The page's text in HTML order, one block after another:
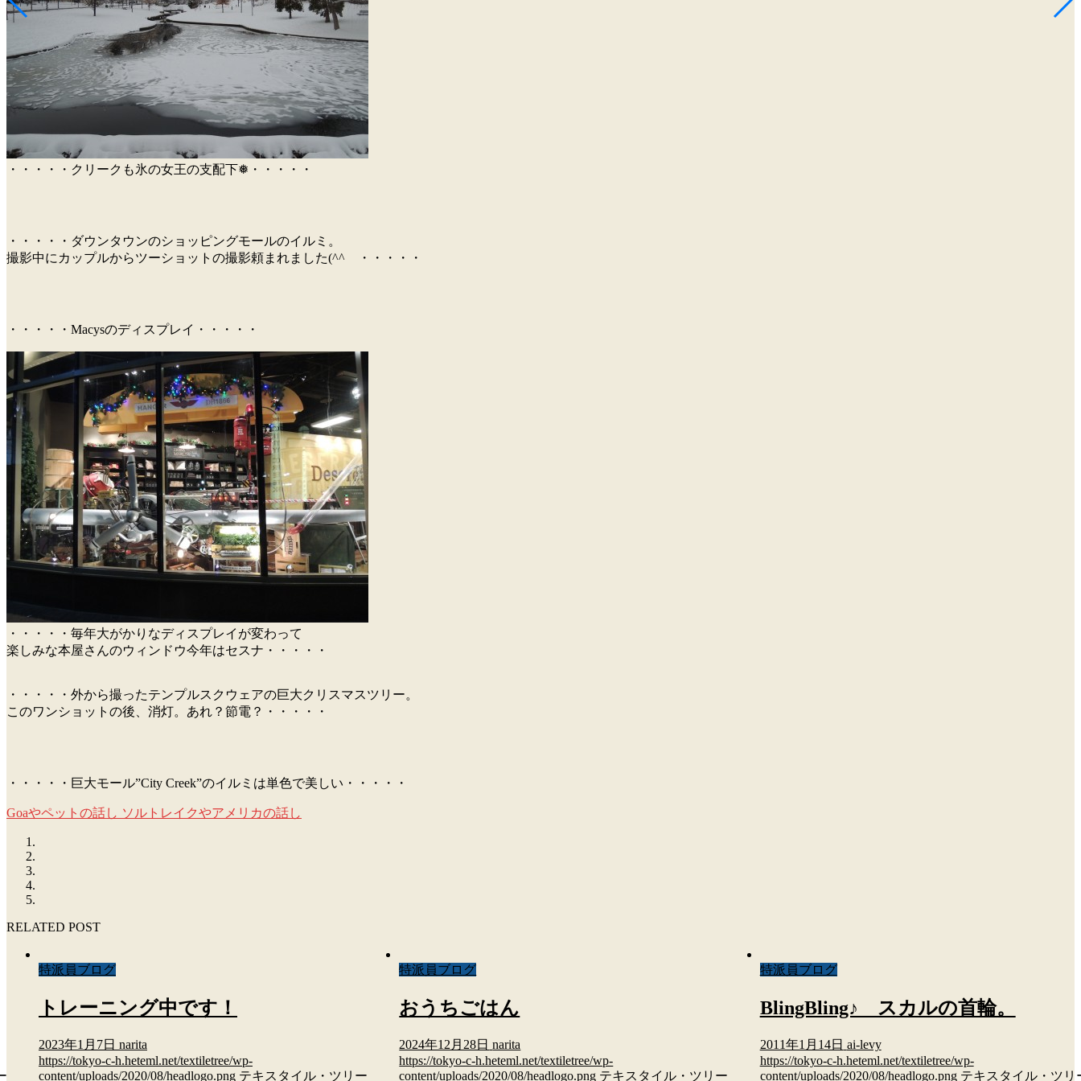
・・・・・クリークも氷の女王の支配下❅・・・・・
・・・・・ダウンタウンのショッピングモールのイルミ。
撮影中にカップルからツーショットの撮影頼まれました(^^ゞ・・・・・
・・・・・Macysのディスプレイ・・・・・
・・・・・毎年大がかりなディスプレイが変わって
楽しみな本屋さんのウィンドウ今年はセスナ・・・・・
・・・・・外から撮ったテンプルスクウェアの巨大クリスマスツリー。
このワンショットの後、消灯。あれ？節電？・・・・・
・・・・・巨大モール”City Creek”のイルミは単色で美しい・・・・・
Goaやペットの話し ソルトレイクやアメリカの話し
RELATED POST
特派員ブログ
トレーニング中です！
2023年1月7日 narita
https://tokyo-c-h.heteml.net/textiletree/wp-
content/uploads/2020/08/headlogo.png テキスタイル・ツリー
特派員ブログ
おうちごはん
2024年12月28日 narita
https://tokyo-c-h.heteml.net/textiletree/wp-
content/uploads/2020/08/headlogo.png テキスタイル・ツリー
特派員ブログ
BlingBling♪ スカルの首輪。
2011年1月14日 ai-levy
https://tokyo-c-h.heteml.net/textiletree/wp-
content/uploads/2020/08/headlogo.png テキスタイル・ツリ